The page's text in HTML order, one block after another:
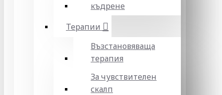
къдрене
Терапии
Възстановяваща
терапия
За чувствителен
скалп